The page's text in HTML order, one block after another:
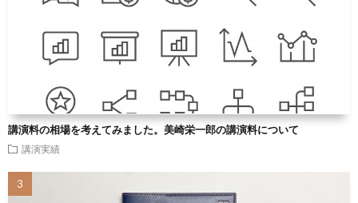
講演料の相場を考えてみました。美崎栄一郎の講演料について
講演実績